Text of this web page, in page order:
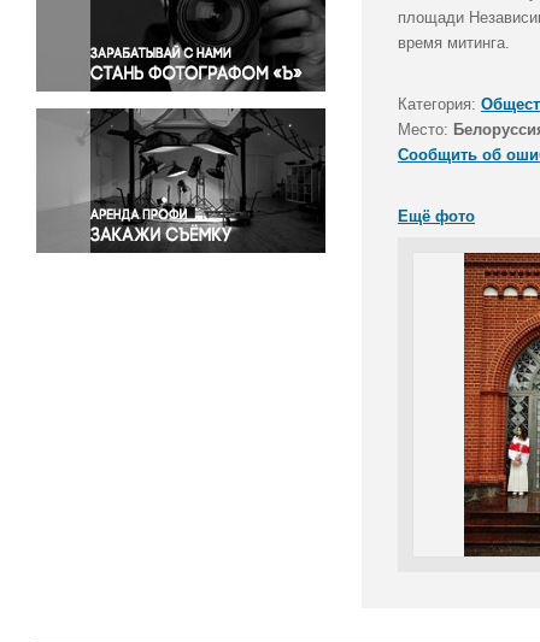
Правосудие
Происшествия и конфликты
Религия
Светская жизнь
Спорт
Экология
Экономика и бизнес
площади
время митинга.
Категория:
Место:
Сообщить об
Ещё фото